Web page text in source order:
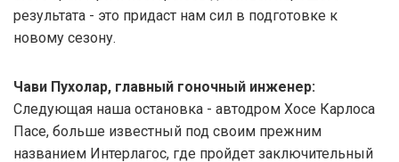
результата - это придаст нам сил в подготовке к
новому сезону.
Чави Пухолар, главный гоночный инженер:
Следующая наша остановка - автодром Хосе Карлоса
Пасе, больше известный под своим прежним
названием Интерлагос, где пройдет заключительный